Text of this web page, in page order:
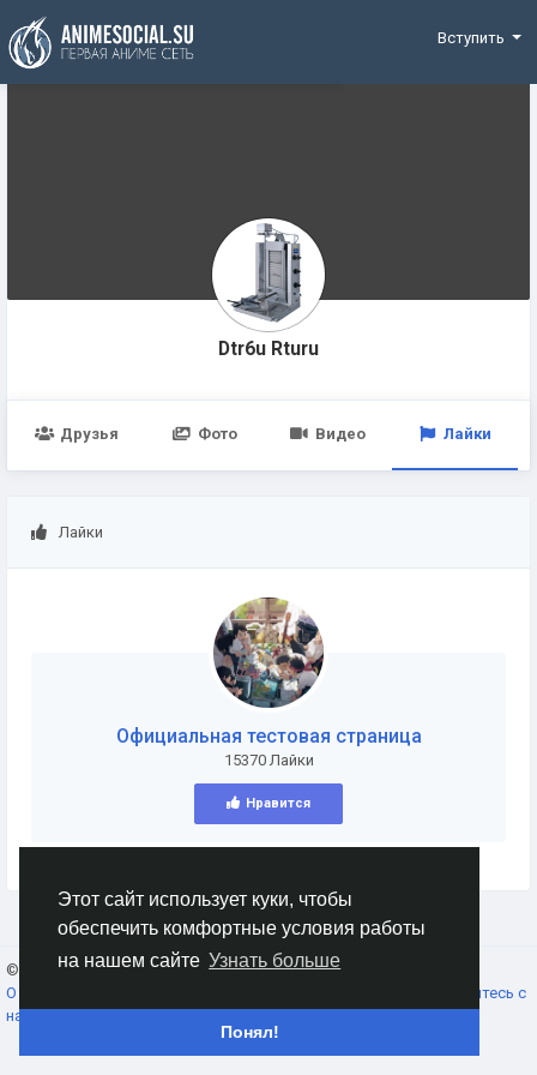
Этот сайт использует куки, чтобы
обеспечить комфортные условия работы
на нашем сайте Узнать больше
Понял!
Funding
Вступить
Dtr6u Rturu
Друзья Фото Видео Лайки
Лайки
Официальная тестовая страница
15370 Лайки
Нравится
© 2026 AnimeSocial.SU - Первая аниме сеть!
О нас
Свяжитесь с
нами